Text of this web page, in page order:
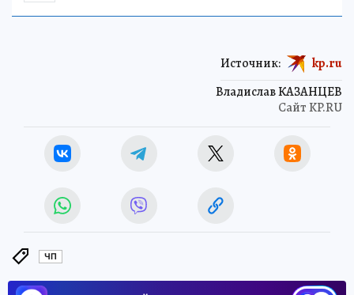
Владислав КАЗАНЦЕВ
Сайт KP.RU
Источник: kp.ru
ЧП